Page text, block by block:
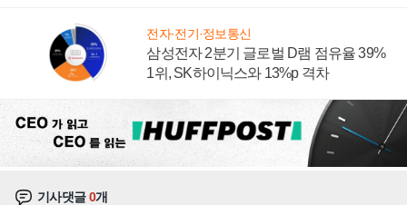
전자·전기·정보통신
삼성전자 2분기 글로벌 D램 점유율 39%
1위, SK하이닉스와 13%p 격차
기사댓글0개